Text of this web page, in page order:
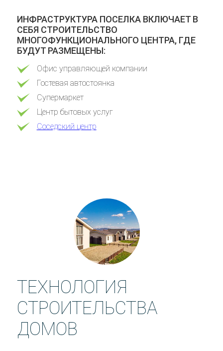
ИНФРАСТРУКТУРА ПОСЕЛКА ВКЛЮЧАЕТ В
СЕБЯ СТРОИТЕЛЬСТВО
МНОГОФУНКЦИОНАЛЬНОГО ЦЕНТРА, ГДЕ
БУДУТ РАЗМЕЩЕНЫ:
Офис управляющей компании
Гостевая автостоянка
Супермаркет
Центр бытовых услуг
Соседский центр
ТЕХНОЛОГИЯ
СТРОИТЕЛЬСТВА
ДОМОВ